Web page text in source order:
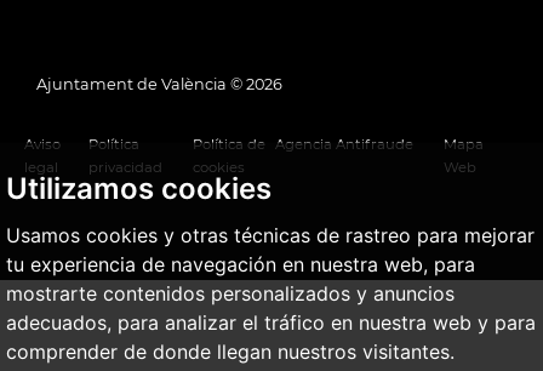
Utilizamos cookies
Usamos cookies y otras técnicas de rastreo para mejorar
tu experiencia de navegación en nuestra web, para
mostrarte contenidos personalizados y anuncios
adecuados, para analizar el tráfico en nuestra web y para
comprender de donde llegan nuestros visitantes.
Ajuntament de València © 2026
Aviso
legal
Política
privacidad
Política de
cookies
Agencia Antifraude
Mapa
Web